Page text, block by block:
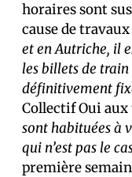
horaires sont
cause de
et en Autriche, il
les billets de
définitivement
Collectif Oui
sont habituées à
qui n’est pas le
première